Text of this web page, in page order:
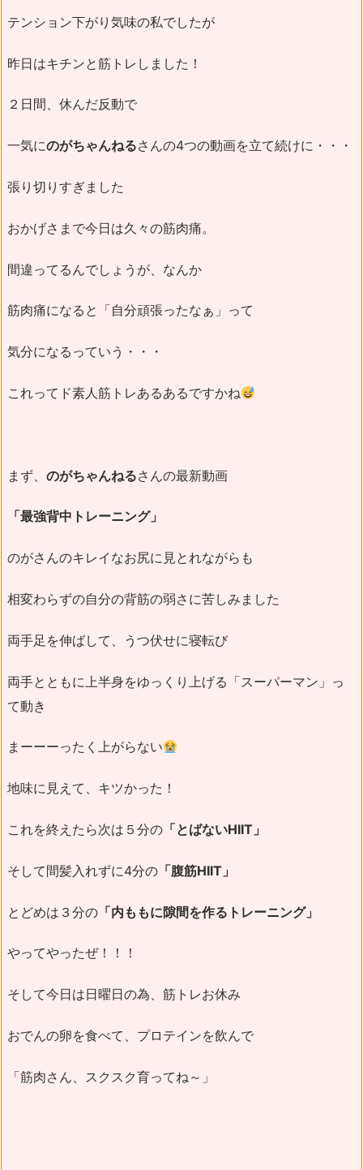
テンション下がり気味の私でしたが
昨日はキチンと筋トレしました！
２日間、休んだ反動で
一気にのがちゃんねるさんの4つの動画を立て続けに・・・
張り切りすぎました
おかげさまで今日は久々の筋肉痛。
間違ってるんでしょうが、なんか
筋肉痛になると「自分頑張ったなぁ」って
気分になるっていう・・・
これってド素人筋トレあるあるですかね
まず、 のがちゃんねるさんの最新動画
「最強背中トレーニング」
のがさんのキレイなお尻に見とれながらも
相変わらずの自分の背筋の弱さに苦しみました
両手足を伸ばして、うつ伏せに寝転び
両手とともに上半身をゆっくり上げる「スーパーマン」っ
て動き
まーーーったく上がらない
地味に見えて、キツかった！
これを終えたら次は５分の 「とばないHIIT」
そして間髪入れずに4分の 「腹筋HIIT」
とどめは３分の 「内ももに隙間を作るトレーニング」
やってやったぜ！！！
そして今日は日曜日の為、筋トレお休み
おでんの卵を食べて、プロテインを飲んで
「筋肉さん、スクスク育ってね～」